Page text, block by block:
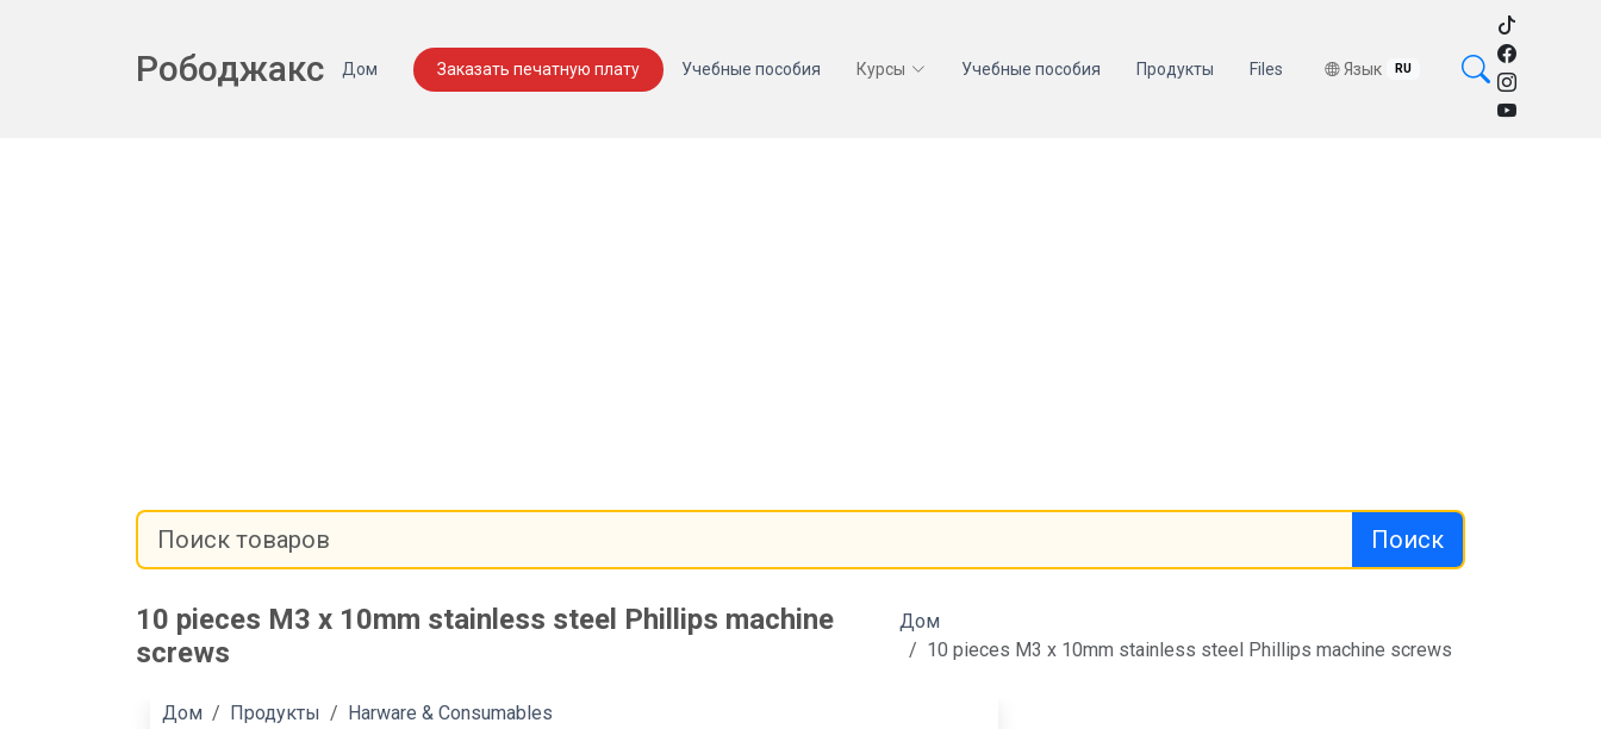
Рободжакс Дом Заказать печатную плату Учебные пособия Курсы Учебные пособия Продукты Files Язык RU
Поиск
10 pieces M3 x 10mm stainless steel Phillips machine
screws
Дом
10 pieces M3 x 10mm stainless steel Phillips machine screws
Дом Продукты
Harware & Consumables